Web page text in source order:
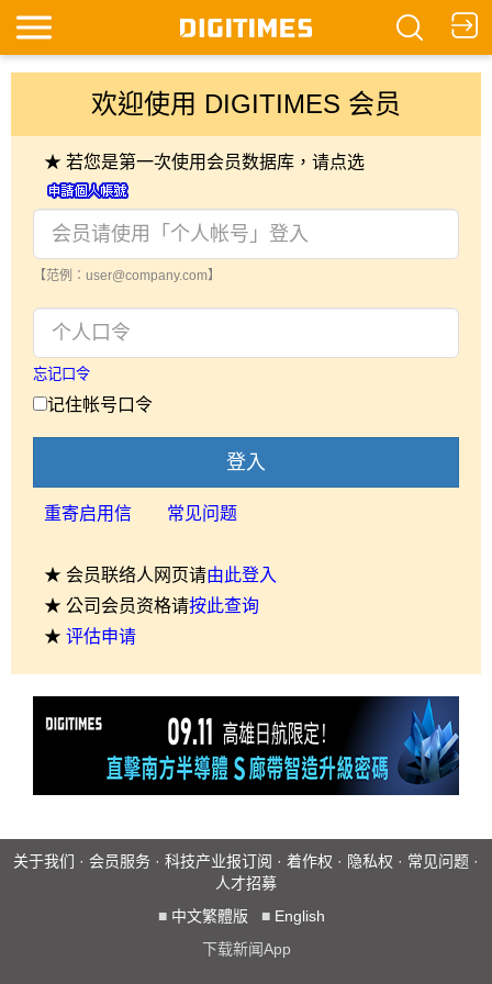
欢迎使用 DIGITIMES 会员
★ 若您是第一次使用会员数据库，请点选
【范例：user@company.com】
忘记口令
记住帐号口令
登入
重寄启用信 常见问题
★ 会员联络人网页请由此登入
★ 公司会员资格请按此查询
★ 评估申请
关于我们 · 会员服务 · 科技产业报订阅 · 着作权 · 隐私权 · 常见问题 ·
人才招募
■ 中文繁體版 ■ English
下载新闻App